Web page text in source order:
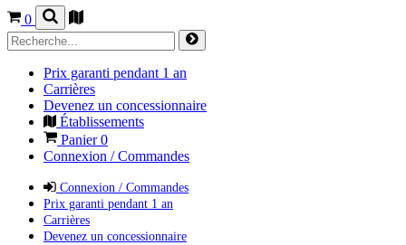
0
Prix garanti pendant 1 an
Carrières
Devenez un concessionnaire
Établissements
Panier0
Connexion / Commandes
Connexion / Commandes
Prix garanti pendant 1 an
Carrières
Devenez un concessionnaire